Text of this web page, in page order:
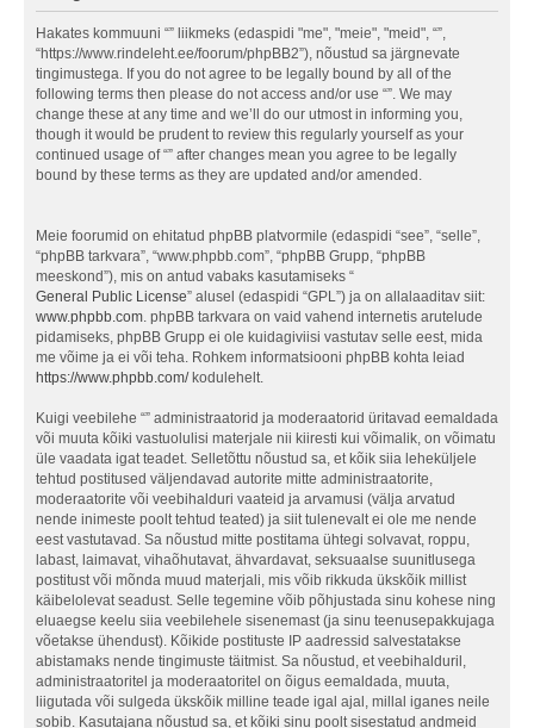
Hakates kommuuni “” liikmeks (edaspidi "me", "meie", "meid", “”,
“https://www.rindeleht.ee/foorum/phpBB2”), nõustud sa järgnevate
tingimustega. If you do not agree to be legally bound by all of the
following terms then please do not access and/or use “”. We may
change these at any time and we’ll do our utmost in informing you,
though it would be prudent to review this regularly yourself as your
continued usage of “” after changes mean you agree to be legally
bound by these terms as they are updated and/or amended.
Meie foorumid on ehitatud phpBB platvormile (edaspidi “see”, “selle”,
“phpBB tarkvara”, “www.phpbb.com”, “phpBB Grupp, “phpBB
meeskond”), mis on antud vabaks kasutamiseks “
General Public License” alusel (edaspidi “GPL”) ja on allalaaditav siit:
www.phpbb.com. phpBB tarkvara on vaid vahend internetis arutelude
pidamiseks, phpBB Grupp ei ole kuidagiviisi vastutav selle eest, mida
me võime ja ei või teha. Rohkem informatsiooni phpBB kohta leiad
https://www.phpbb.com/kodulehelt.
Kuigi veebilehe “” administraatorid ja moderaatorid üritavad eemaldada
või muuta kõiki vastuolulisi materjale nii kiiresti kui võimalik, on võimatu
üle vaadata igat teadet. Selletõttu nõustud sa, et kõik siia leheküljele
tehtud postitused väljendavad autorite mitte administraatorite,
moderaatorite või veebihalduri vaateid ja arvamusi (välja arvatud
nende inimeste poolt tehtud teated) ja siit tulenevalt ei ole me nende
eest vastutavad. Sa nõustud mitte postitama ühtegi solvavat, roppu,
labast, laimavat, vihaõhutavat, ähvardavat, seksuaalse suunitlusega
postitust või mõnda muud materjali, mis võib rikkuda ükskõik millist
käibelolevat seadust. Selle tegemine võib põhjustada sinu kohese ning
eluaegse keelu siia veebilehele sisenemast (ja sinu teenusepakkujaga
võetakse ühendust). Kõikide postituste IP aadressid salvestatakse
abistamaks nende tingimuste täitmist. Sa nõustud, et veebihalduril,
administraatoritel ja moderaatoritel on õigus eemaldada, muuta,
liigutada või sulgeda ükskõik milline teade igal ajal, millal iganes neile
sobib. Kasutajana nõustud sa, et kõiki sinu poolt sisestatud andmeid